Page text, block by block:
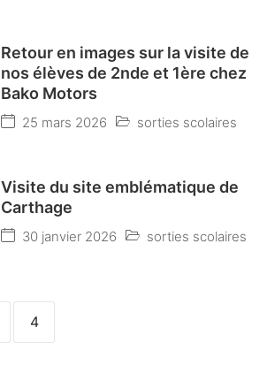
Retour en images sur la visite de
nos élèves de 2nde et 1ère chez
Bako Motors
25 mars 2026 sorties scolaires
Visite du site emblématique de
Carthage
30 janvier 2026 sorties scolaires
4